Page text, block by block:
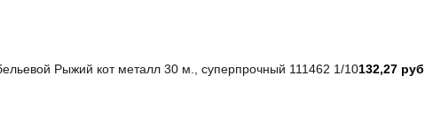
Рыжий кот металл 30 м., суперпрочный 111462 1/10132,27 руб